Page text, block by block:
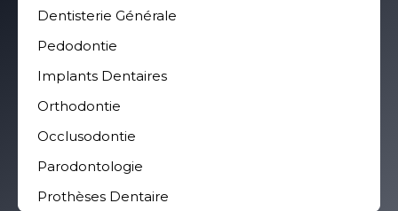
Dentisterie Générale
Pedodontie
Implants Dentaires
Orthodontie
Occlusodontie
Parodontologie
Prothèses Dentaire